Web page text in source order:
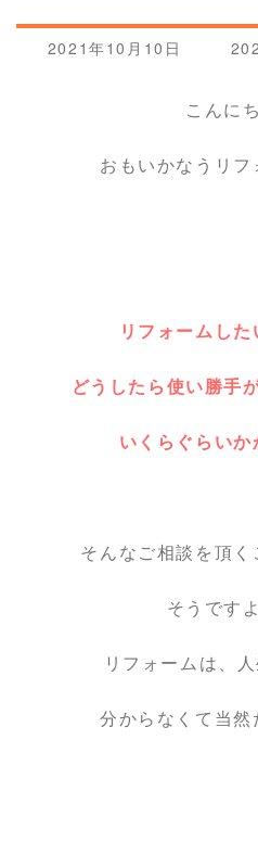
2021年10月10日
最
新
時
こんに
おもいかなうリフ
リフォームした
どうしたら使い勝手
いくらぐらいか
そんなご相談を頂く
そうです
リフォームは、
分からなくて当然